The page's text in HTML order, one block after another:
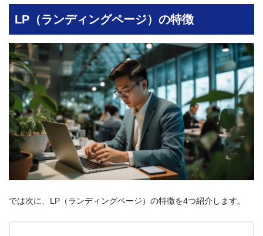
LP（ランディングページ）の特徴
では次に、LP（ランディングページ）の特徴を4つ紹介します。